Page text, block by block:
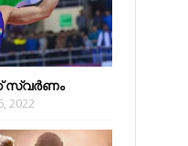
സ്വര്‍ണം
2022